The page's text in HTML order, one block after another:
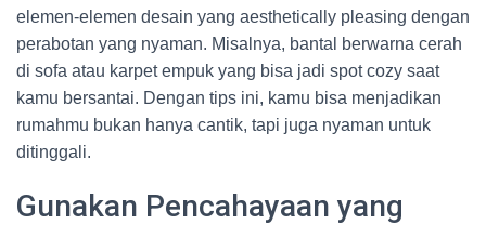
elemen-elemen desain yang aesthetically pleasing dengan
perabotan yang nyaman. Misalnya, bantal berwarna cerah
di sofa atau karpet empuk yang bisa jadi spot cozy saat
kamu bersantai. Dengan tips ini, kamu bisa menjadikan
rumahmu bukan hanya cantik, tapi juga nyaman untuk
ditinggali.
Gunakan Pencahayaan yang